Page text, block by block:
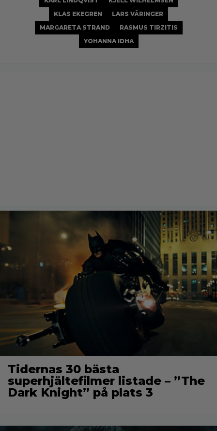
KLAS EKEGREN
LARS VÄRINGER
MARGARETA STRAND
RASMUS TIRZITIS
YOHANNA IDHA
Tidernas 30 bästa
superhjältefilmer listade – ”The
Dark Knight” på plats 3